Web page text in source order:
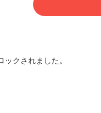
クされました。